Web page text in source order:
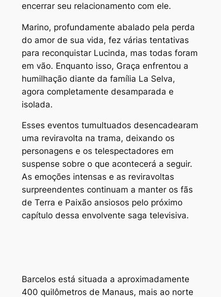
encerrar seu relacionamento com ele.
Marino, profundamente abalado pela perda
do amor de sua vida, fez várias tentativas
para reconquistar Lucinda, mas todas foram
em vão. Enquanto isso, Graça enfrentou a
humilhação diante da família La Selva,
agora completamente desamparada e
isolada.
Esses eventos tumultuados desencadearam
uma reviravolta na trama, deixando os
personagens e os telespectadores em
suspense sobre o que acontecerá a seguir.
As emoções intensas e as reviravoltas
surpreendentes continuam a manter os fãs
de Terra e Paixão ansiosos pelo próximo
capítulo dessa envolvente saga televisiva.
Barcelos está situada a aproximadamente
400 quilômetros de Manaus, mais ao norte